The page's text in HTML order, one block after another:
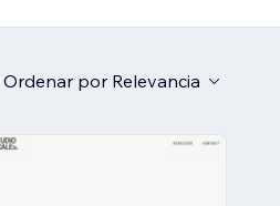
Ordenar por Relevancia